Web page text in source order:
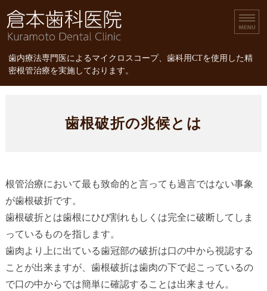
倉本歯科医院｜歯内療
歯内療法専門医によるマイクロスコープ、歯科用CTを使用した精
密根管治療を実施しております。
精密根管治療
精密根管治療の治療費
歯根破折の兆候とは
根管治療において最も致命的と言っても過言ではない事象
が歯根破折です。
歯根破折とは歯根にひび割れもしくは完全に破断してしま
っているものを指します。
歯肉より上に出ている歯冠部の破折は口の中から視認する
ことが出来ますが、歯根破折は歯肉の下で起こっているの
で口の中からでは簡単に確認することは出来ません。